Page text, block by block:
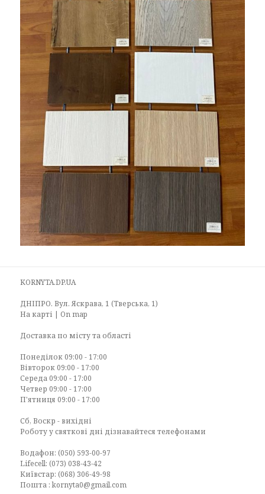
KORNYTA.DP.UA
ДНІПРО. Вул. Яскрава, 1 (Тверська, 1)
На карті | On map
Доставка по місту та області
Понеділок 09:00 - 17:00
Вівторок 09:00 - 17:00
Середа 09:00 - 17:00
Четвер 09:00 - 17:00
П'ятниця 09:00 - 17:00
Сб, Воскр - вихідні
Роботу у святкові дні дізнавайтеся телефонами
Водафон: (050) 593-00-97
Lifecell: (073) 038-43-42
Київстар: (068) 306-49-98
Пошта : kornyta0@gmail.com